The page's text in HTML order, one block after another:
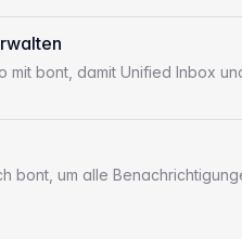
bont, damit Unified Inbox
bont, um alle